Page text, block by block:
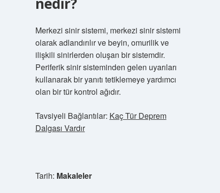
Merkezi sinir sistemi, merkezi sinir sistemi
olarak adlandırılır ve beyin, omurilik ve
ilişkili sinirlerden oluşan bir sistemdir.
Periferik sinir sisteminden gelen uyarıları
kullanarak bir yanıtı tetiklemeye yardımcı
olan bir tür kontrol ağıdır.
Tavsiyeli Bağlantılar: Kaç Tür Deprem
Dalgası Vardır
Tarih: Makaleler